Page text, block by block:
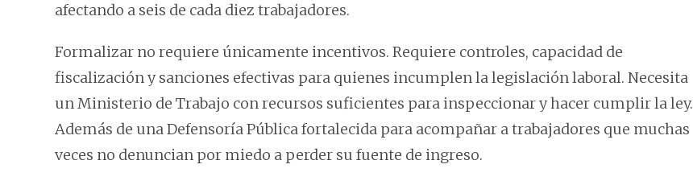
afectando a seis de cada diez trabajadores.
Formalizar no requiere únicamente incentivos. Requiere controles, capacidad de
fiscalización y sanciones efectivas para quienes incumplen la legislación laboral. Necesita
un Ministerio de Trabajo con recursos suficientes para inspeccionar y hacer cumplir la ley.
Además de una Defensoría Pública fortalecida para acompañar a trabajadores que muchas
veces no denuncian por miedo a perder su fuente de ingreso.